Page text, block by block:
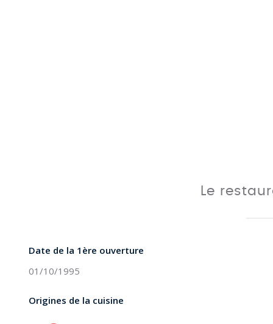
Le
Date de la 1ère ouverture
01/10/1995
Origines de la cuisine